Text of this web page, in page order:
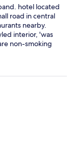
hotel located
road in central
nearby.
interior, 'was
non-smoking
opened in case